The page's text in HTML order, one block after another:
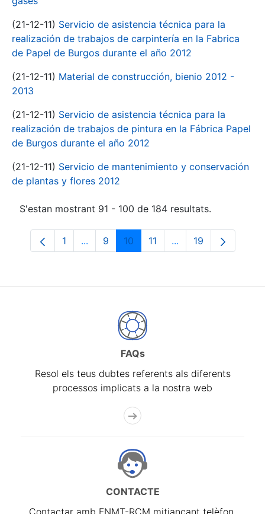
(21-12-11) Servicio de asistencia técnica para la
realización de trabajos de carpintería en la Fabrica
de Papel de Burgos durante el año 2012
(21-12-11) Material de construcción, bienio 2012 -
2013
(21-12-11) Servicio de asistencia técnica para la
realización de trabajos de pintura en la Fábrica Papel
de Burgos durante el año 2012
(21-12-11) Servicio de mantenimiento y conservación
de plantas y flores 2012
S'estan mostrant 91 - 100 de 184 resultats.
Pàgina
1 ...Pàgines intermèdies Utilitzeu TAB per
Pàgina
9 Pàgina
10 Pàgina
11 ...PàginesPàgina
19
FAQs
Resol els teus dubtes referents als diferents
processos implicats a la nostra web
CONTACTE
Contactar amb FNMT-RCM mitjançant telèfon,